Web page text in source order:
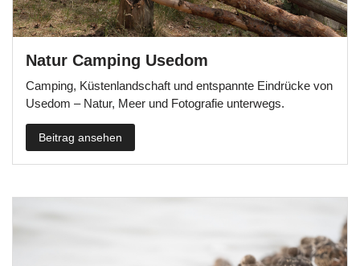
Natur Camping Usedom
Camping, Küstenlandschaft und entspannte Eindrücke von
Usedom – Natur, Meer und Fotografie unterwegs.
Beitrag ansehen